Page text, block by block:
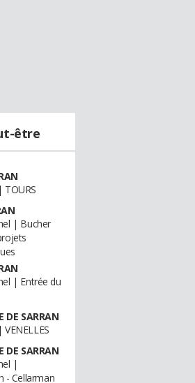
être
| Bucher
| Entrée du
DE SARRAN
DE SARRAN
|
- Cellarman